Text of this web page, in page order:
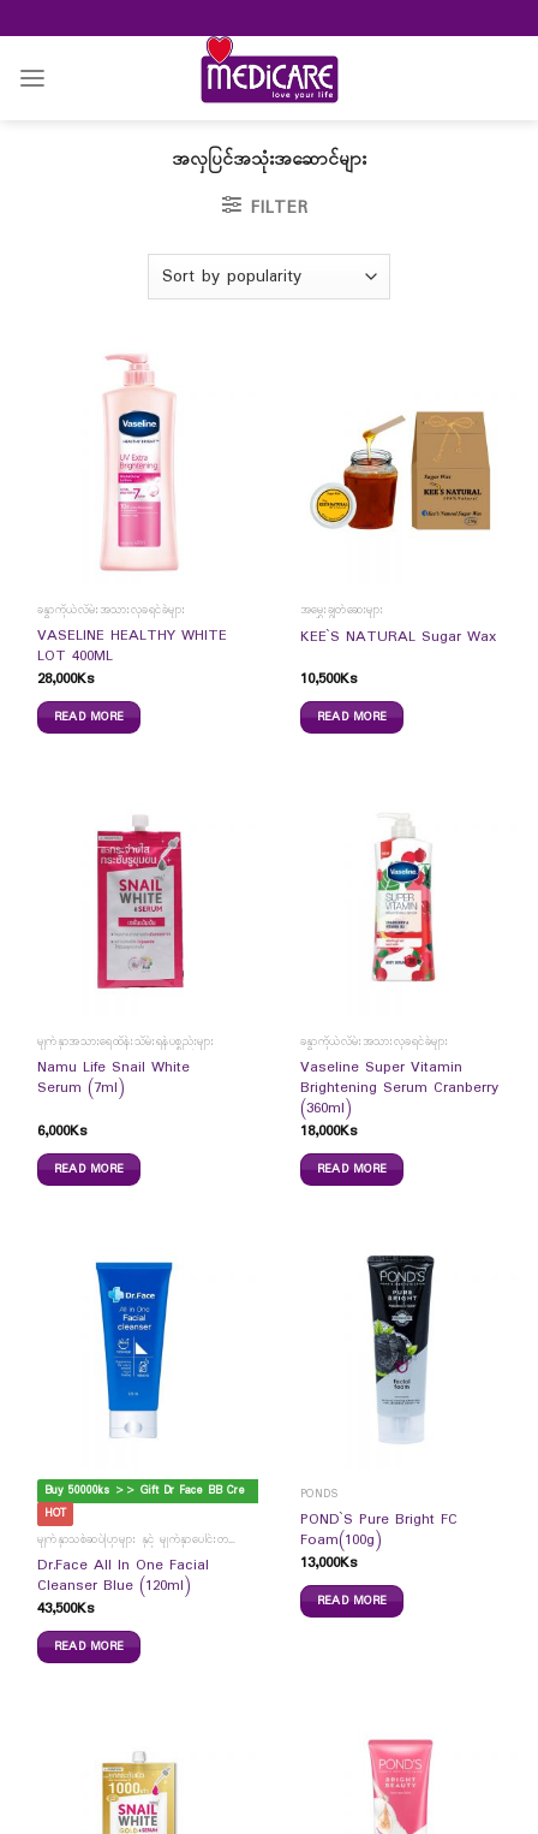
to
content
အလှပြင်အသုံးအဆောင်များ
FILTER
ခန္ဓာကိုယ်လိမ်းအသားလှခရင်ခ်များ
VASELINE HEALTHY WHITE
LOT 400ML
28,000Ks
READ MORE
အမွှေးချွတ်ဆေးများ
KEE`S NATURAL Sugar Wax
10,500Ks
READ MORE
မျက်နှာအသားရေထိန်းသိမ်းရန်ပစ္စည်းများ
Namu Life Snail White
Serum (7ml)
6,000Ks
READ MORE
ခန္ဓာကိုယ်လိမ်းအသားလှခရင်ခ်များ
Vaseline Super Vitamin
Brightening Serum Cranberry
(360ml)
18,000Ks
READ MORE
B
uy 50000ks >> Gift Dr Face BB Cream
HOT
မျက်နှာသစ်ဆပ်ပြာများ နှင့် မျက်နှာပေါင်းတင်ကပ်ခွာများ
Dr.Face All In One Facial
Cleanser Blue (120ml)
43,500Ks
READ MORE
PONDS
POND`S Pure Bright FC
Foam(100g)
13,000Ks
READ MORE